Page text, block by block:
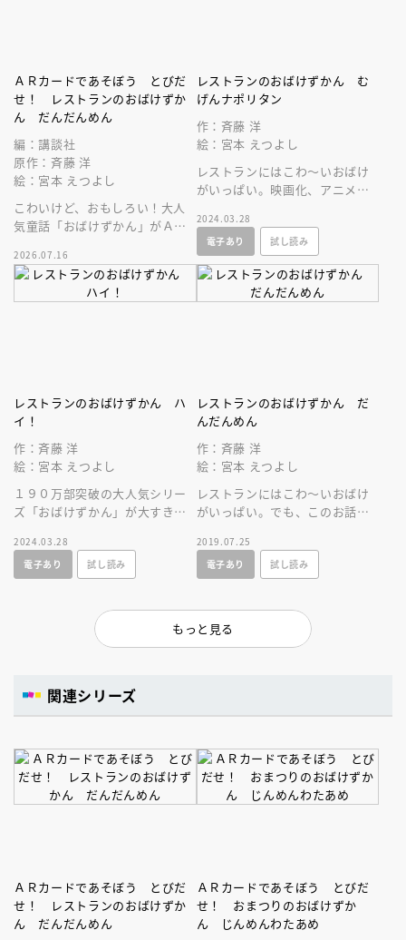
ＡＲカードであそぼう とびだ
せ！ レストランのおばけずか
ん だんだんめん
編：講談社
原作：斉藤 洋
絵：宮本 えつよし
こわいけど、おもしろい！大人
気童話「おばけずかん」がＡＲ
2026.07.16
レストランのおばけずかん む
げんナポリタン
作：斉藤 洋
絵：宮本 えつよし
レストランにはこわ～いおばけ
がいっぱい。映画化、アニメ化
人気シリーズ最新刊！
2024.03.28
電子あり
試し読み
レストランのおばけずかん ハ
イ！
作：斉藤 洋
絵：宮本 えつよし
１９０万部突破の大人気シリー
ズ「おばけずかん」が大すきな
ストランでたくさんのおばけに
会えますよ！
2024.03.28
電子あり
試し読み
レストランのおばけずかん だ
んだんめん
作：斉藤 洋
絵：宮本 えつよし
レストランにはこわ～いおばけ
がいっぱい。でも、このお話を
人気シリーズ最新刊はレストラ
ンのおばけ！
2019.07.25
電子あり
試し読み
もっと見る
関連シリーズ
ＡＲカードであそぼう とびだ
せ！ レストランのおばけずか
ん だんだんめん
ＡＲカードであそぼう とびだ
せ！ おまつりのおばけずか
ん じんめんわたあめ